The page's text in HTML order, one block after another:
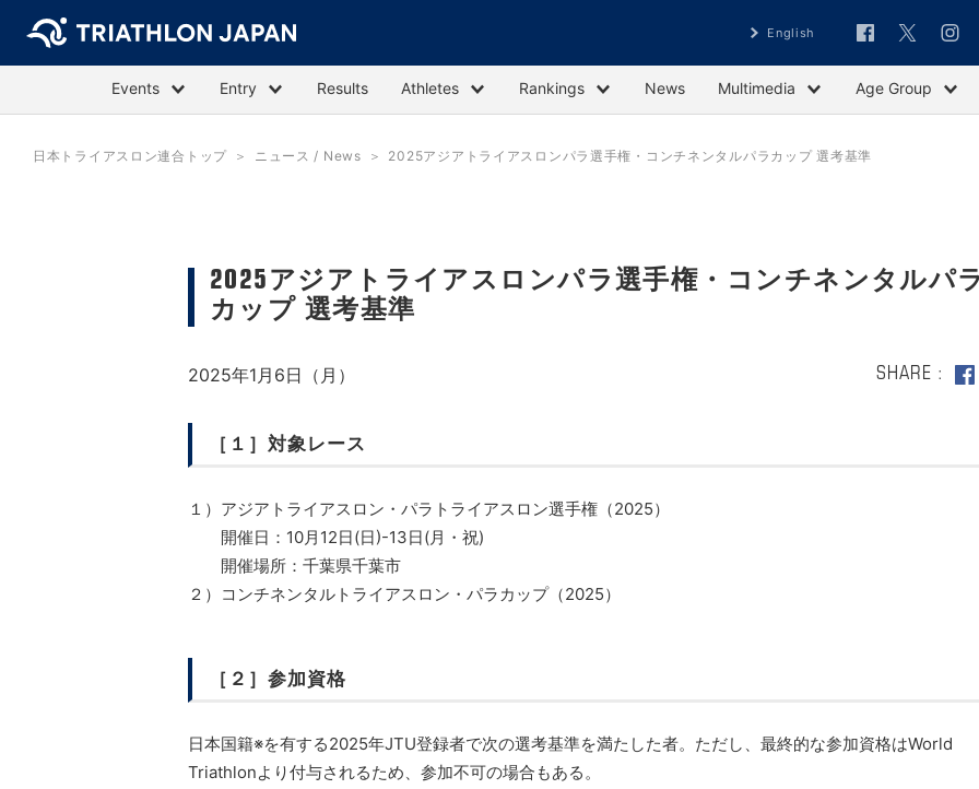
English
Events Entry Results Athletes Rankings News Multimedia Age Group
日本トライアスロン連合トップ ニュース / News 2025アジアトライアスロンパラ選手権・コンチネンタルパラカップ 選考基準
2025アジアトライアスロンパラ選手権・コンチネンタルパラ
カップ 選考基準
2025年1月6日（月） SHARE
［１］対象レース
１）アジアトライアスロン・パラトライアスロン選手権（2025）
開催日：10月12日(日)-13日(月・祝)
開催場所：千葉県千葉市
２）コンチネンタルトライアスロン・パラカップ（2025）
［２］参加資格
日本国籍※を有する2025年JTU登録者で次の選考基準を満たした者。ただし、最終的な参加資格はWorld
Triathlonより付与されるため、参加不可の場合もある。